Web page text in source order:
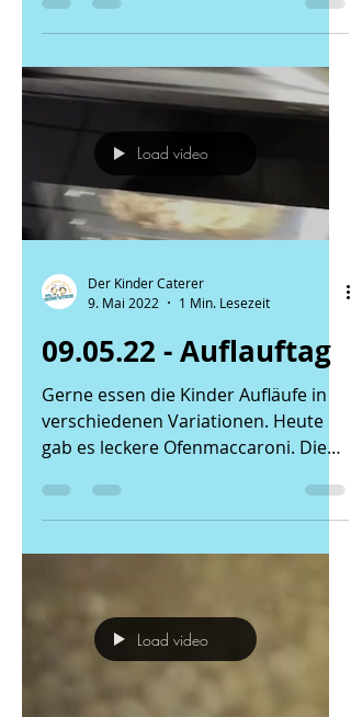
zubereitet....
Load video
Der Kinder Caterer
9. Mai 2022
1 Min. Lesezeit
09.05.22 - Auflauftag
Gerne essen die Kinder Aufläufe in
verschiedenen Variationen. Heute
gab es leckere Ofenmaccaroni. Die
Load video